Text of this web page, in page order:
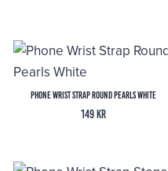
Phone Wrist Strap Round Pearls White
149 kr